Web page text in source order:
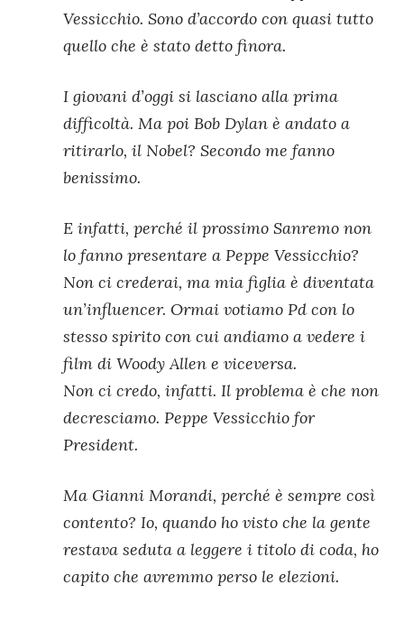
Vessicchio. Sono d’accordo con quasi tutto
quello che è stato detto finora.
I giovani d’oggi si lasciano alla prima
difficoltà. Ma poi Bob Dylan è andato a
ritirarlo, il Nobel? Secondo me fanno
benissimo.
E infatti, perché il prossimo Sanremo non
lo fanno presentare a Peppe Vessicchio?
Non ci crederai, ma mia figlia è diventata
un’influencer. Ormai votiamo Pd con lo
stesso spirito con cui andiamo a vedere i
film di Woody Allen e viceversa.
Non ci credo, infatti. Il problema è che non
decresciamo. Peppe Vessicchio for
President.
Ma Gianni Morandi, perché è sempre così
contento? Io, quando ho visto che la gente
restava seduta a leggere i titolo di coda, ho
capito che avremmo perso le elezioni.